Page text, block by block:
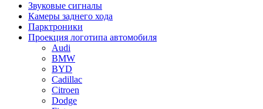
Звуковые сигналы
Камеры заднего хода
Парктроники
Проекция логотипа автомобиля
Audi
BMW
BYD
Cadillac
Citroen
Dodge